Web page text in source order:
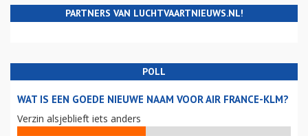
PARTNERS VAN LUCHTVAARTNIEUWS.NL!
POLL
WAT IS EEN GOEDE NIEUWE NAAM VOOR AIR FRANCE-KLM?
Verzin alsjeblieft iets anders